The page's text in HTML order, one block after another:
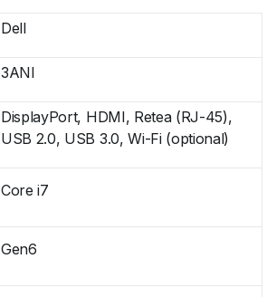
Dell
3ANI
DisplayPort, HDMI, Retea (RJ-45),
USB 2.0, USB 3.0, Wi-Fi (optional)
Core i7
Gen6